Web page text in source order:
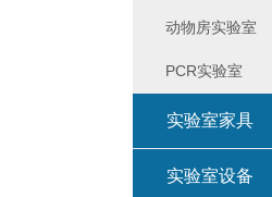
动物房实验室
PCR实验室
实验室家具
实验室设备